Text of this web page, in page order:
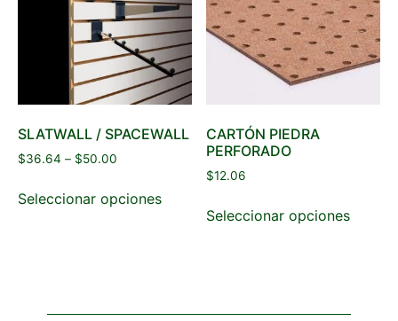
SLATWALL / SPACEWALL
$36.64 – $50.00
Seleccionar opciones
CARTÓN PIEDRA
PERFORADO
$12.06
Seleccionar opciones